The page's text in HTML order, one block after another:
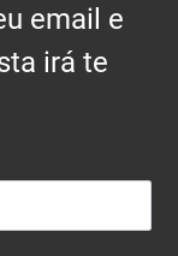
email e
irá te